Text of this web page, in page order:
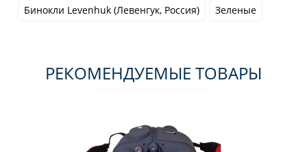
Бинокли Levenhuk (Левенгук, Россия)
Зеленые
РЕКОМЕНДУЕМЫЕ ТОВАРЫ